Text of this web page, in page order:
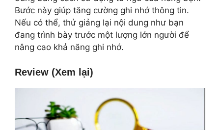
Bước này giúp tăng cường ghi nhớ thông tin.
Nếu có thể, thử giảng lại nội dung như bạn
đang trình bày trước một lượng lớn người để
nâng cao khả năng ghi nhớ.
Review (Xem lại)